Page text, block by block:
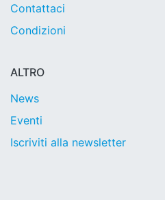
Contattaci
Condizioni
ALTRO
News
Eventi
Iscriviti alla newsletter